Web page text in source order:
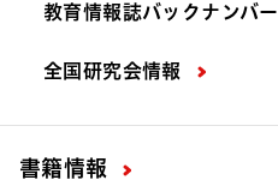
教育情報誌バックナンバー
全国研究会情報
書籍情報